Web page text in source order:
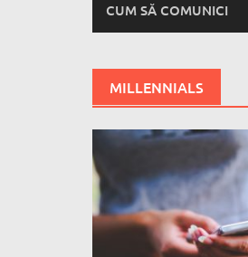
CUM SĂ COMUNICI
MILLENNIALS